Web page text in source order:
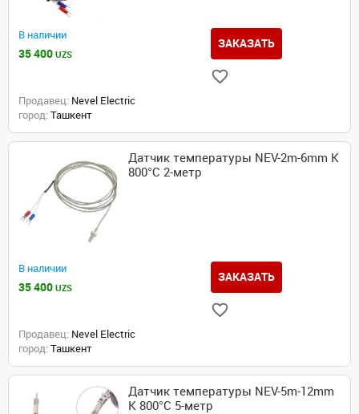
В наличии
35 400 UZS
ЗАКАЗАТЬ
Продавец: Nevel Electric
город: Ташкент
Датчик температуры NEV-2m-6mm K
800°C 2-метр
В наличии
35 400 UZS
ЗАКАЗАТЬ
Продавец: Nevel Electric
город: Ташкент
Датчик температуры NEV-5m-12mm
K 800°C 5-метр